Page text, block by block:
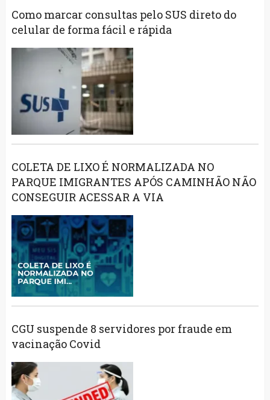
Como marcar consultas pelo SUS direto do
celular de forma fácil e rápida
COLETA DE LIXO É NORMALIZADA NO
PARQUE IMIGRANTES APÓS CAMINHÃO NÃO
CONSEGUIR ACESSAR A VIA
CGU suspende 8 servidores por fraude em
vacinação Covid